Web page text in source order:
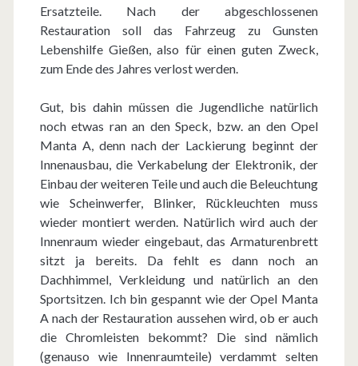
Ersatzteile. Nach der abgeschlossenen
Restauration soll das Fahrzeug zu Gunsten
Lebenshilfe Gießen, also für einen guten Zweck,
zum Ende des Jahres verlost werden.
Gut, bis dahin müssen die Jugendliche natürlich
noch etwas ran an den Speck, bzw. an den Opel
Manta A, denn nach der Lackierung beginnt der
Innenausbau, die Verkabelung der Elektronik, der
Einbau der weiteren Teile und auch die Beleuchtung
wie Scheinwerfer, Blinker, Rückleuchten muss
wieder montiert werden. Natürlich wird auch der
Innenraum wieder eingebaut, das Armaturenbrett
sitzt ja bereits. Da fehlt es dann noch an
Dachhimmel, Verkleidung und natürlich an den
Sportsitzen. Ich bin gespannt wie der Opel Manta
A nach der Restauration aussehen wird, ob er auch
die Chromleisten bekommt? Die sind nämlich
(genauso wie Innenraumteile) verdammt selten